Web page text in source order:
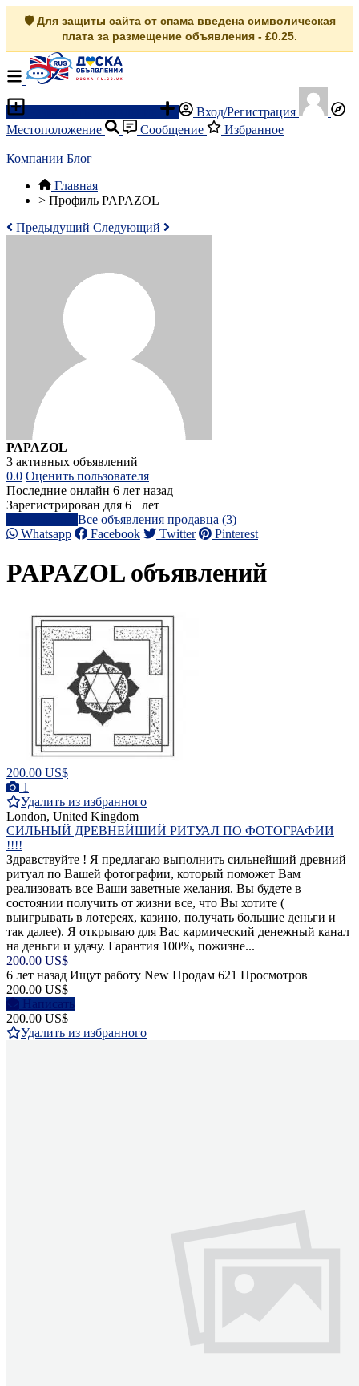
🛡️ Для защиты сайта от спама введена символическая
плата за размещение объявления - £0.25.
Вход/Регистрация
Местоположение
Сообщение Избранное
Компании Блог
Главная
> Профиль PAPAZOL
Предыдущий Следующий
PAPAZOL
3 активных объявлений
0.0 Оценить пользователя
Последние онлайн 6 лет назад
Зарегистрирован для 6+ лет
Все объявления продавца (3)
Whatsapp
Facebook Twitter Pinterest
PAPAZOL объявлений
200.00 US$
1
Удалить из избранного
London, United Kingdom
СИЛЬНЫЙ ДРЕВНЕЙШИЙ РИТУАЛ ПО ФОТОГРАФИИ
!!!!
Здравствуйте ! Я предлагаю выполнить сильнейший древний
ритуал по Вашей фотографии, который поможет Вам
реализовать все Ваши заветные желания. Вы будете в
состоянии получить от жизни все, что Вы хотите (
выигрывать в лотереях, казино, получать большие деньги и
так далее). Я открываю для Вас кармический денежный канал
на деньги и удачу. Гарантия 100%, пожизне...
200.00 US$
6 лет назад Ищут работу New Продам 621 Просмотров
200.00 US$
Написать
200.00 US$
Удалить из избранного